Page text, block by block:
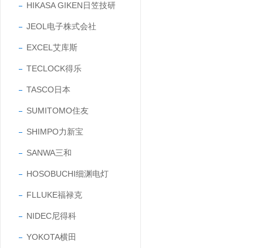
HIKASA GIKEN日笠技研
JEOL电子株式会社
EXCEL艾库斯
TECLOCK得乐
TASCO日本
SUMITOMO住友
SHIMPO力新宝
SANWA三和
HOSOBUCHI细渊电灯
FLLUKE福禄克
NIDEC尼得科
YOKOTA横田